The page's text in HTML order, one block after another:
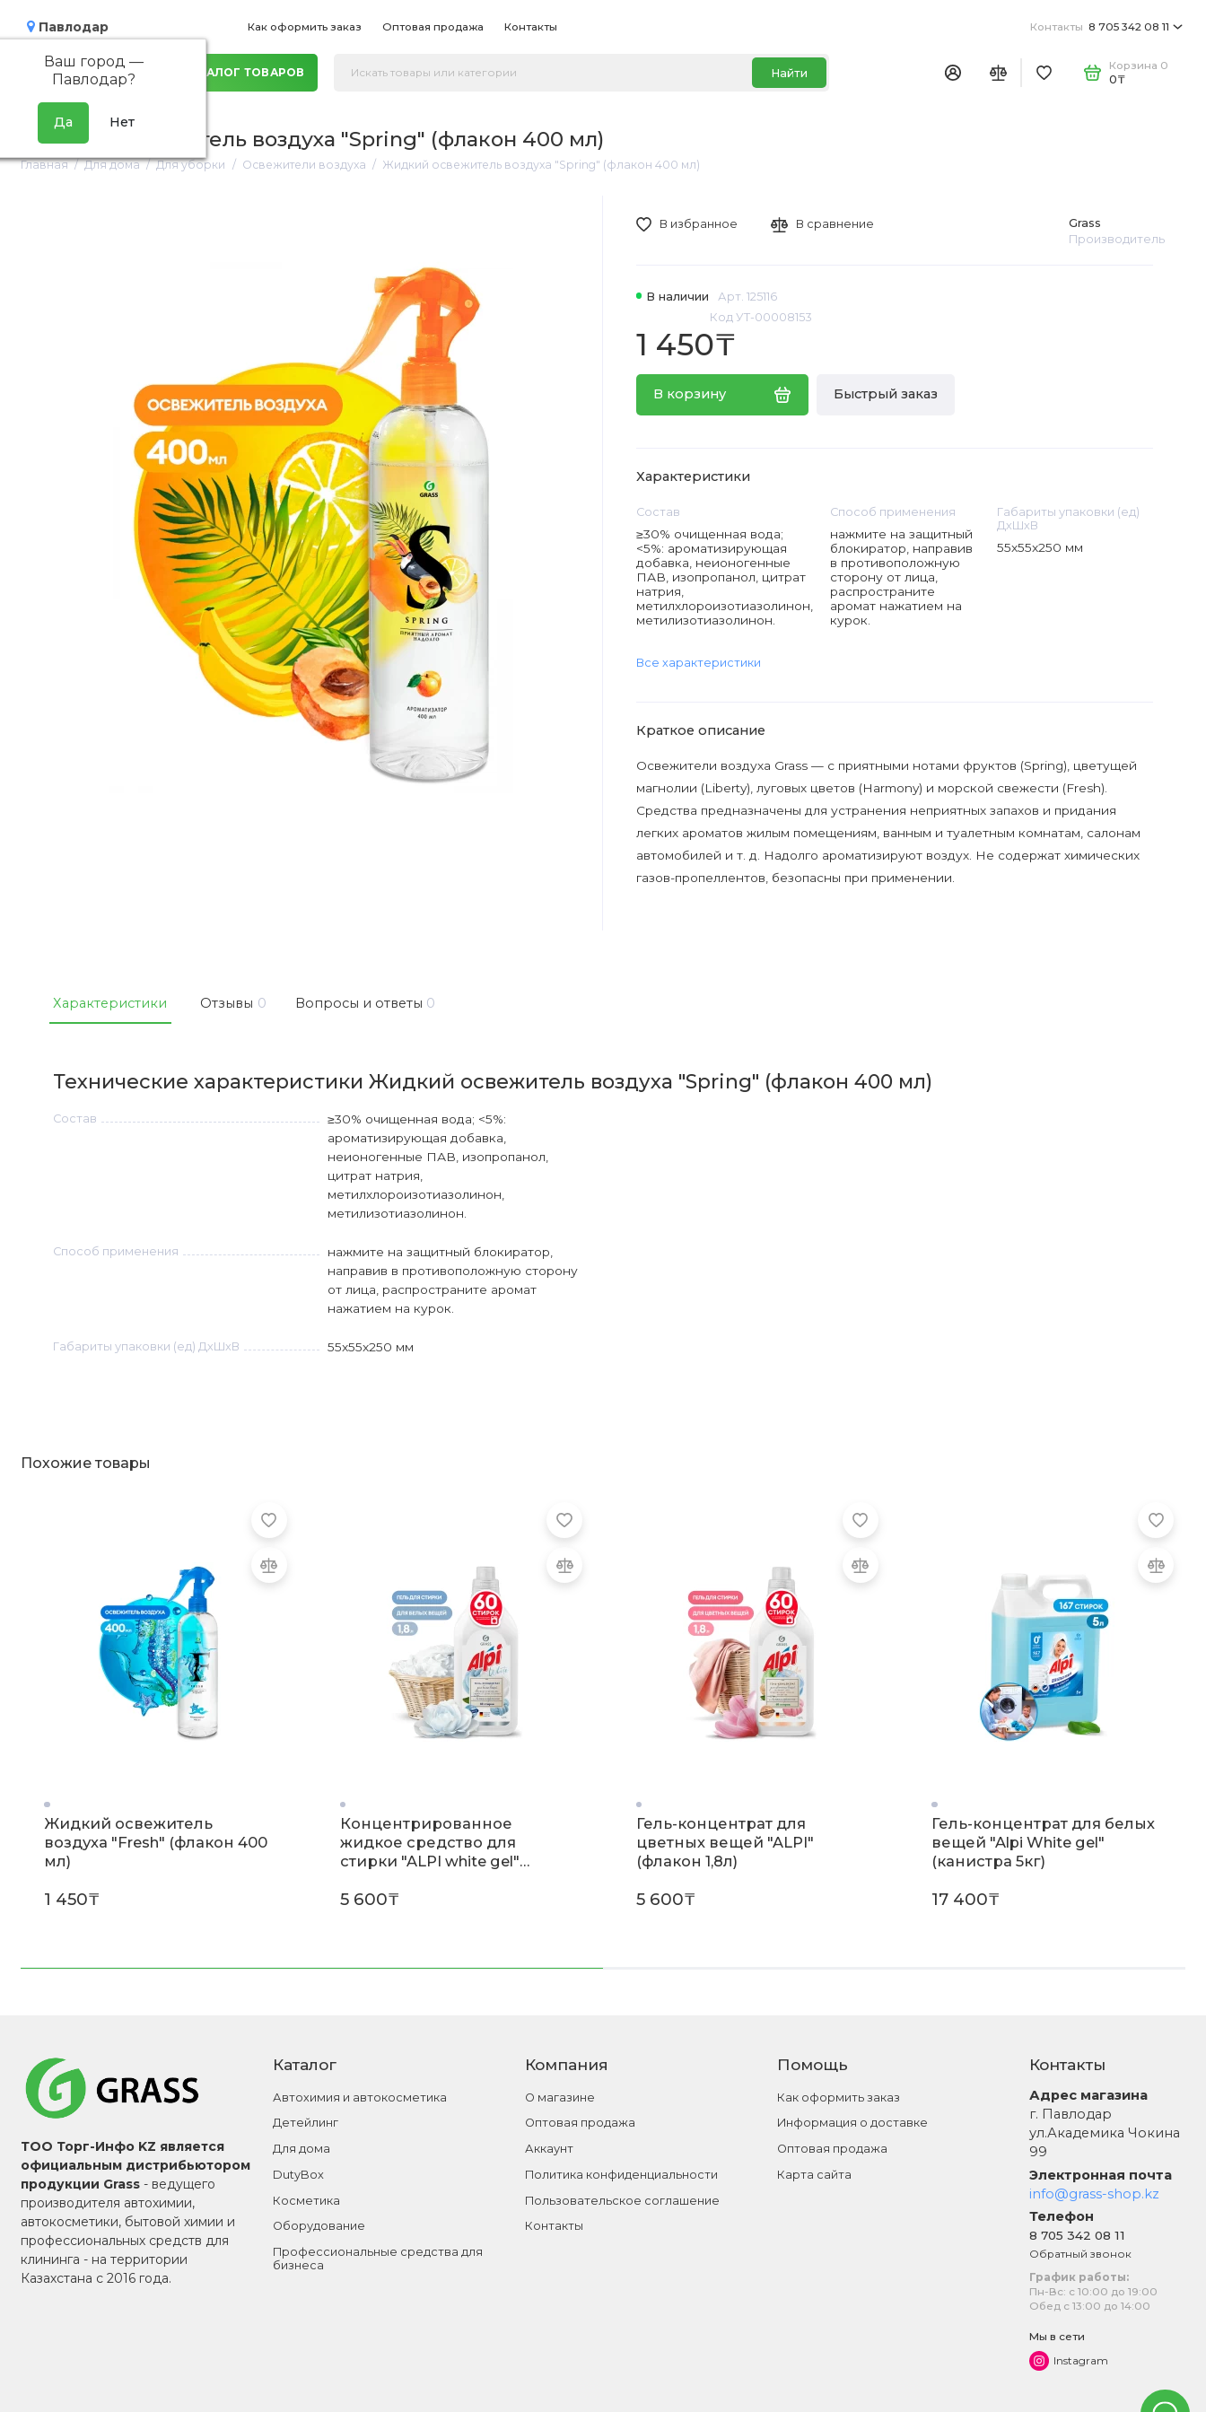
Павлодар
Ваш город —
Павлодар?
Как оформить заказ Оптовая продажа Контакты Контакты 8 705 342 08 11
КАТАЛОГ ТОВАРОВ Найти
Корзина 0
0₸
Жидкий освежитель воздуха "Spring" (флакон 400 мл)
Главная Для дома Для уборки Освежители воздуха Жидкий освежитель воздуха "Spring" (флакон 400 мл)
В наличии
Арт. 125116
Код УТ-00008153
Grass
Производитель
1 450₸
В корзину Быстрый заказ
В избранное В сравнение
Характеристики
Состав
≥30% очищенная вода;
<5%: ароматизирующая
добавка, неионогенные
ПАВ, изопропанол, цитрат
натрия,
метилхлороизотиазолинон,
метилизотиазолинон.
Способ применения
нажмите на защитный
блокиратор, направив
в противоположную
сторону от лица,
распространите
аромат нажатием на
курок.
Габариты упаковки (ед)
ДхШхВ
55x55x250 мм
Все характеристики
Краткое описание
Освежители воздуха Grass — с приятными нотами фруктов (Spring), цветущей
магнолии (Liberty), луговых цветов (Harmony) и морской свежести (Fresh).
Средства предназначены для устранения неприятных запахов и придания
легких ароматов жилым помещениям, ванным и туалетным комнатам, салонам
автомобилей и т. д. Надолго ароматизируют воздух. Не содержат химических
газов-пропеллентов, безопасны при применении.
Характеристики Отзывы 0 Вопросы и ответы 0
Технические характеристики Жидкий освежитель воздуха "Spring" (флакон 400 мл)
Состав
≥30% очищенная вода; <5%:
ароматизирующая добавка,
неионогенные ПАВ, изопропанол,
цитрат натрия,
метилхлороизотиазолинон,
метилизотиазолинон.
Способ применения
нажмите на защитный блокиратор,
направив в противоположную сторону
от лица, распространите аромат
нажатием на курок.
Габариты упаковки (ед) ДхШхВ 55x55x250 мм
Похожие товары
Жидкий освежитель
воздуха "Fresh" (флакон 400
мл)
1 450₸
Концентрированное
жидкое средство для
стирки "ALPI white gel"
5 600₸
Гель-концентрат для
цветных вещей "ALPI"
(флакон 1,8л)
5 600₸
Гель-концентрат для белых
вещей "Alpi White gel"
(канистра 5кг)
17 400₸
ТОО Торг-Инфо KZ является
официальным дистрибьютором
продукции Grass- ведущего
производителя автохимии,
автокосметики, бытовой химии и
профессиональных средств для
клининга - на территории
Казахстана с 2016 года.
Каталог
Автохимия и автокосметика
Детейлинг
Для дома
DutyBox
Косметика
Оборудование
Профессиональные средства для
бизнеса
Компания
О магазине
Оптовая продажа
Аккаунт
Политика конфиденциальности
Пользовательское соглашение
Контакты
Помощь
Как оформить заказ
Информация о доставке
Оптовая продажа
Карта сайта
Контакты
Адрес магазина
г. Павлодар
ул.Академика Чокина
99
Электронная почта
info@grass-shop.kz
Телефон
8 705 342 08 11
Обратный звонок
График работы:
Пн-Вс: с 10:00 до 19:00
Обед с 13:00 до 14:00
Мы в сети
Instagram